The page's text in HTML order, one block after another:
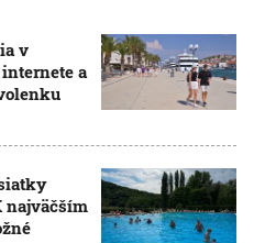
v
a
najväčším